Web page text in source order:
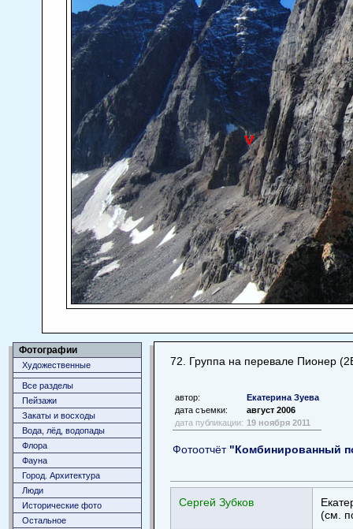
Фотографии
Художественные
Все разделы
Пейзажи
Закаты и восходы
Вода, лёд, водопады
Флора
Фауна
Город. Архитектура
Люди
Исторические фото
Остальное
72. Группа на перевале Пионер
автор:
Екатерина Зуева
дата съемки:
август 2006
дата публикации: 19 ноября 2011
Фотоотчёт "Комбинированный
Сергей Зубков
(см.